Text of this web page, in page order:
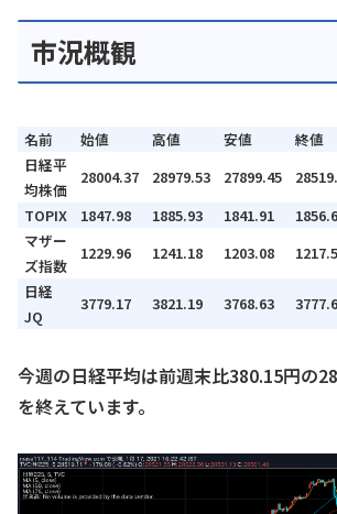
市況概観
名前 始値 高値 安値 終値
日経平
均株価
28004.37 28979.53 27899.45
TOPIX
1847.98 1885.93 1841.91
マザー
ズ指数
1229.96 1241.18 1203.08
日経
JQ
3779.17 3821.19 3768.63
今週の日経平均は前週末比380.15円の
を終えています。